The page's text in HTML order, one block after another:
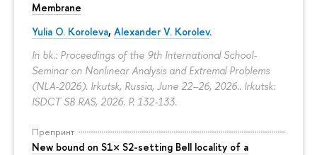
Membrane
Yulia O. Koroleva, Alexander V. Korolev.
In bk.: Proceedings of the 9th International School-
Seminar on Nonlinear Analysis and Extremal Problems
(NLA-2026). Irkutsk, Russia, June 22–26, 2026.. Irkutsk:
ISDCT SB RAS, 2026. P. 132-133.
Препринт
New bound on S1× S2-setting Bell locality of a